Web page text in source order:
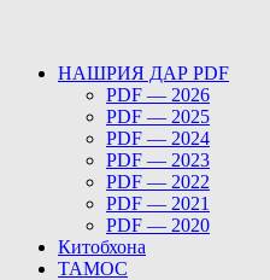
НАШРИЯ ДАР PDF
PDF — 2026
PDF — 2025
PDF — 2024
PDF — 2023
PDF — 2022
PDF — 2021
PDF — 2020
Китобхона
ТАМОС